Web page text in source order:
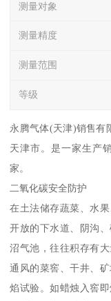
测量对象
测量精度
测量范围
等级
永腾气体(天津)销售有
天津市。是一家生产
家。
二氧化碳安全防护
在土法储存蔬菜、水
开放的下水道、阴沟
沼气池，往往积存有
通风的菜窖、干井、
焰试验。如蜡烛入窖